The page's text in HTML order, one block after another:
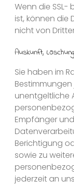
Wenn die SSL-
ist, können die
nicht von
Auskunft,
Sie haben im
unentgeltliche
Empfänger
Berichtigung
sowie zu
jederzeit an